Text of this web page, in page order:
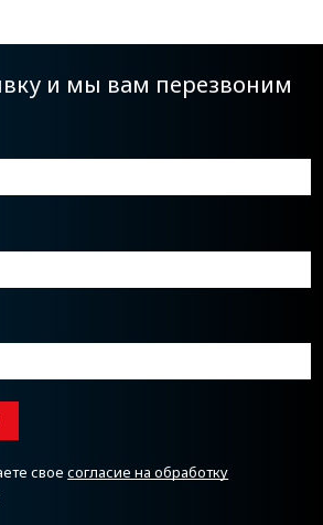
и мы вам перезвоним
своесогласие на обработку